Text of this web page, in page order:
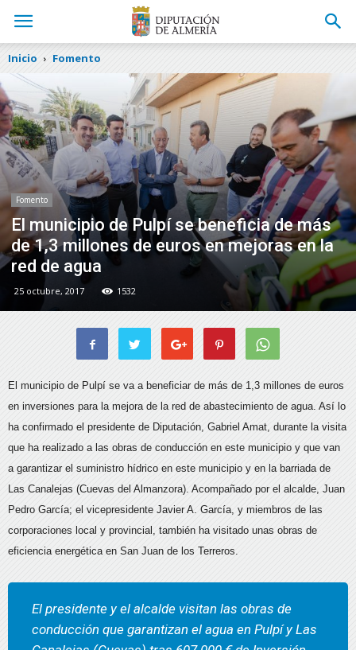
Inicio Fomento
Fomento
El municipio de Pulpí se beneficia de más
de 1,3 millones de euros en mejoras en la
red de agua
25 octubre, 2017 1532
El municipio de Pulpí se va a beneficiar de más de 1,3 millones de euros
en inversiones para la mejora de la red de abastecimiento de agua. Así lo
ha confirmado el presidente de Diputación, Gabriel Amat, durante la visita
que ha realizado a las obras de conducción en este municipio y que van
a garantizar el suministro hídrico en este municipio y en la barriada de
Las Canalejas (Cuevas del Almanzora). Acompañado por el alcalde, Juan
Pedro García; el vicepresidente Javier A. García, y miembros de las
corporaciones local y provincial, también ha visitado unas obras de
eficiencia energética en San Juan de los Terreros.
El presidente y el alcalde visitan las obras de
conducción que garantizan el agua en Pulpí y Las